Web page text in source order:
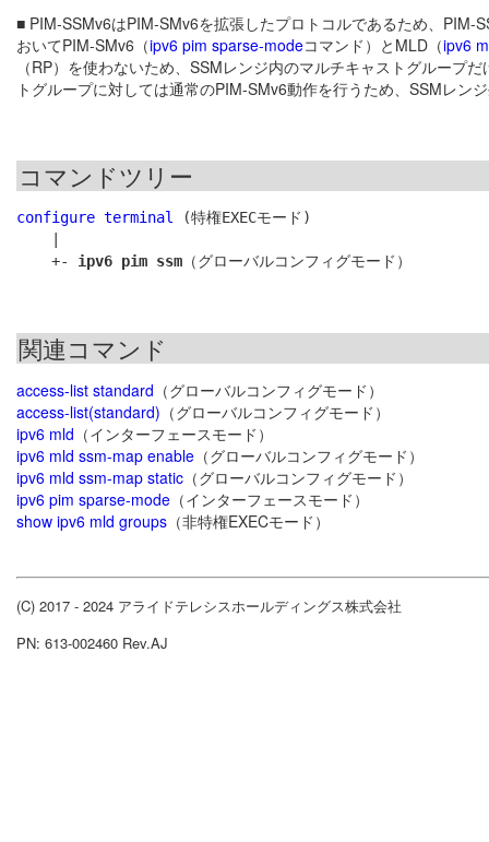
■ PIM-SSMv6はPIM-SMv6を拡張したプロトコルであるため、
おいてPIM-SMv6（ipv6 pim sparse-modeコマンド）とMLD（ipv6
（RP）を使わないため、SSMレンジ内のマルチキャストグループ
トグループに対しては通常のPIM-SMv6動作を行うため、SSMレ
コマンドツリー
configure terminal
(特権EXECモード)
    +-
ipv6 pim ssm
関連コマンド
access-list standard （グローバルコンフィグモード）
access-list(standard) （グローバルコンフィグモード）
ipv6 mld （インターフェースモード）
ipv6 mld ssm-map enable （グローバルコンフィグモード）
ipv6 mld ssm-map static （グローバルコンフィグモード）
ipv6 pim sparse-mode （インターフェースモード）
show ipv6 mld groups （非特権EXECモード）
(C) 2017 - 2024 アライドテレシスホールディングス株式会社
PN: 613-002460 Rev.AJ